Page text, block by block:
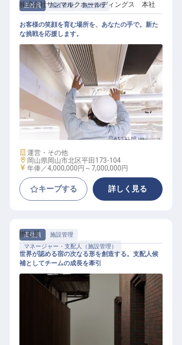
正社員 施設管理 施設管理
店舗開発
株式会社サンマルクホールディングス 本社
お客様の笑顔を育む場所を、あなたの手で。新た
な挑戦を応援します。
施設業態
運営・その他
勤務地
岡山県岡山市北区平田173-104
給与
年俸／4,000,000円～ 7,000,000円
キープする 詳しく見る
正社員
施設管理
マネージャー・支配人（施設管理）
マネージャー（支配人候補）│月給4
撚る屋
世界が認める宿の次なる形を創造する。支配人候
補としてチームの成長を牽引